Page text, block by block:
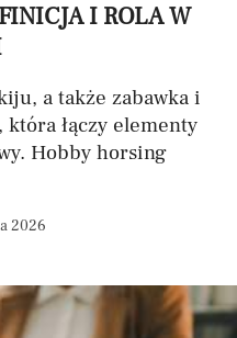
I ROLA W
a także zabawka i
która łączy elementy
Hobby horsing
2026